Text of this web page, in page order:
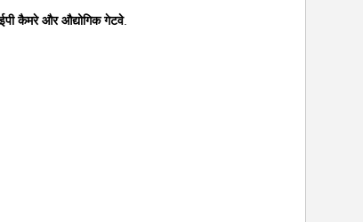
कैमरे और औद्योगिक गेटवे.